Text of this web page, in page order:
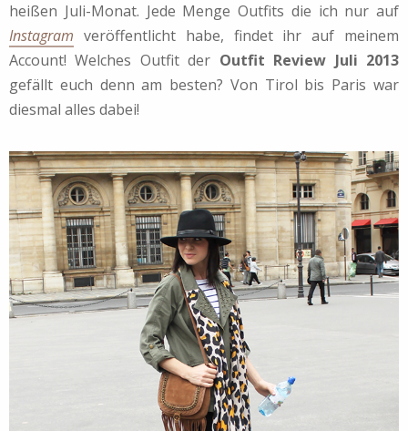
heißen Juli-Monat. Jede Menge Outfits die ich nur auf
Instagram veröffentlicht habe, findet ihr auf meinem
Account! Welches Outfit der Outfit Review Juli 2013
gefällt euch denn am besten? Von Tirol bis Paris war
diesmal alles dabei!